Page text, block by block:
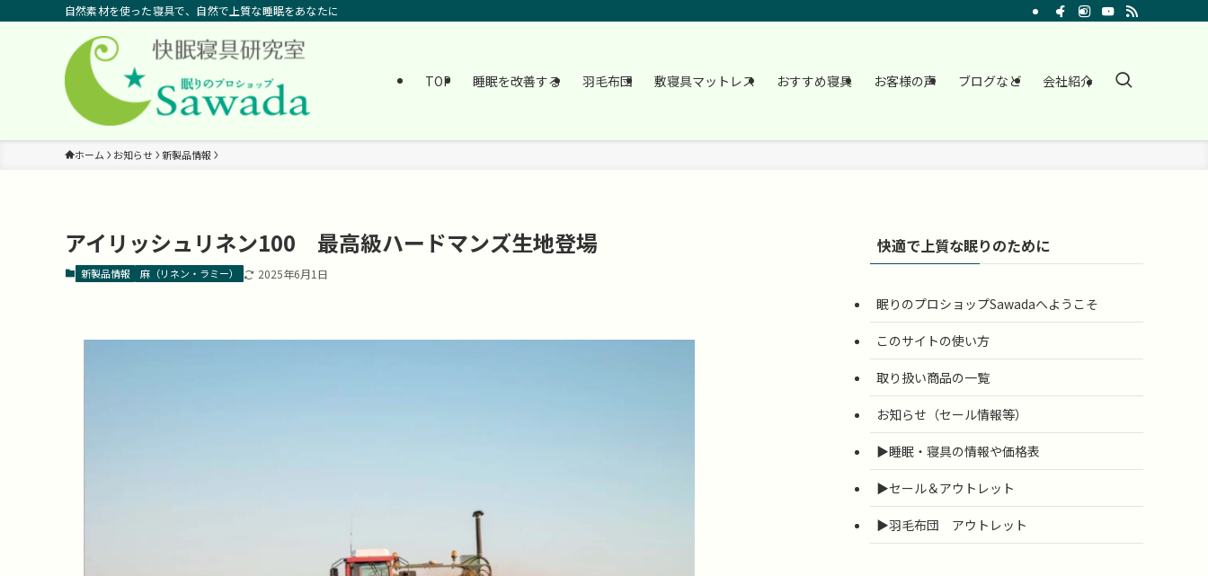
自然素材を使った寝具で、自然で上質な睡眠をあなたに
TOP 睡眠を改善する 羽毛布団 敷寝具マットレス おすすめ寝具 お客様の声 ブログなど 会社紹介
ホーム お知らせ 新製品情報
アイリッシュリネン100 最高級ハードマンズ生地登場
新製品情報 麻（リネン・ラミー） 2025年6月1日
快適で上質な眠りのために
眠りのプロショップSawadaへようこそ
このサイトの使い方
取り扱い商品の一覧
お知らせ（セール情報等）
▶睡眠・寝具の情報や価格表
▶セール＆アウトレット
▶羽毛布団 アウトレット